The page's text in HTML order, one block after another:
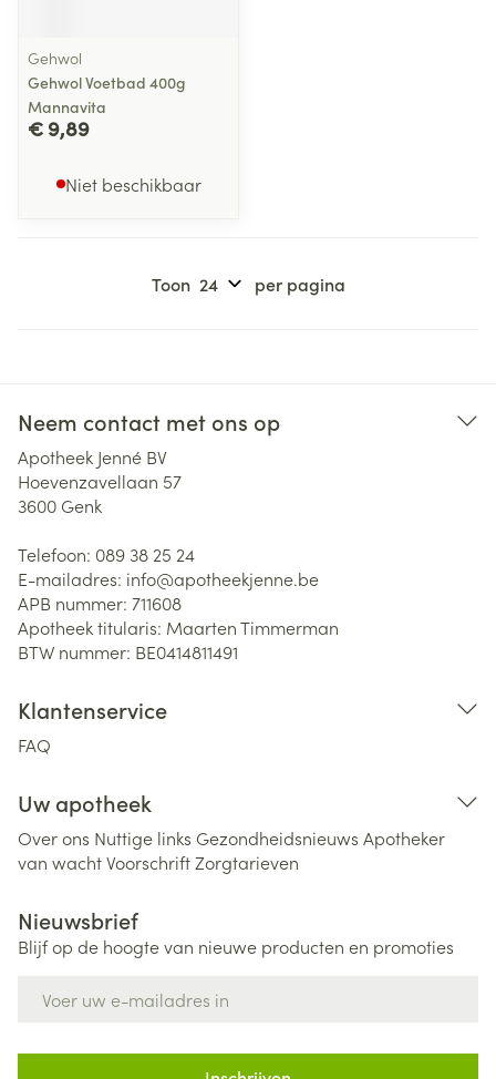
Gehwol
Gehwol Voetbad 400g
Mannavita
€ 9,89
Niet beschikbaar
Toon per pagina
Neem contact met ons op
Apotheek Jenné BV
Hoevenzavellaan 57
3600 Genk
Telefoon: 089 38 25 24
E-mailadres: info@apotheekjenne.be
APB nummer: 711608
Apotheek titularis: Maarten Timmerman
BTW nummer: BE0414811491
Klantenservice
FAQ
Uw apotheek
Over ons Nuttige links Gezondheidsnieuws Apotheker
van wachtVoorschriftZorgtarieven
Nieuwsbrief
Blijf op de hoogte van nieuwe producten en promoties